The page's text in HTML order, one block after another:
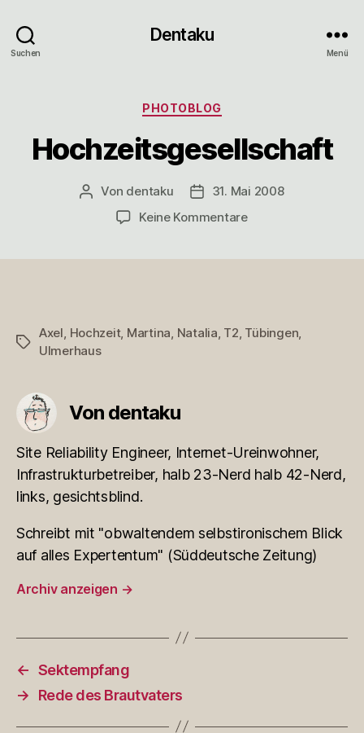
Suchen
Dentaku
Menü
Kategorien
PHOTOBLOG
Hochzeitsgesellschaft
Beitragsautor
Von dentaku Veröffentlichungsdatum
31. Mai 2008
Keine Kommentarezu
Schlagwörter
Axel Hochzeit, Martina Natalia T2 Tübingen
Ulmerhaus
Von dentaku
Site Reliability Engineer, Internet-Ureinwohner,
Infrastrukturbetreiber, halb 23-Nerd halb 42-Nerd,
links, gesichtsblind.
Schreibt mit "obwaltendem selbstironischem Blick
auf alles Expertentum" (Süddeutsche Zeitung)
Archiv anzeigen →
← Sektempfang
→
Rede des Brautvaters